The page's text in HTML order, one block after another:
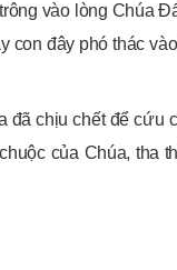
vào lòng Chúa
con đây phó thác
chịu chết để cứu
của Chúa, tha